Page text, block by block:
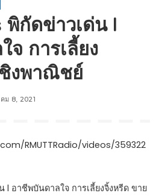
พิกัดข่าวเด่น l
จ การเลี้ยง
งพาณิชย์
ม 8, 2021
RMUTTRadio/videos/359322
อาชีพบันดาลใจ การเลี้ยงจิ้งหรีด ขาย